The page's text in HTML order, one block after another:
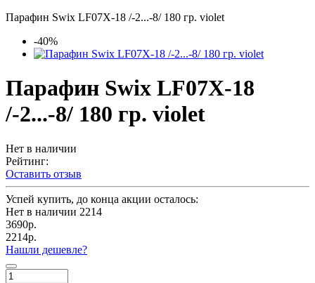
Парафин Swix LF07X-18 /-2...-8/ 180 гр. violet
-40%
Парафин Swix LF07X-18
/-2...-8/ 180 гр. violet
Нет в наличии
Рейтинг:
Оставить отзыв
Успей купить, до конца акции осталось:
Нет в наличии 2214
3690р.
2214р.
Нашли дешевле?